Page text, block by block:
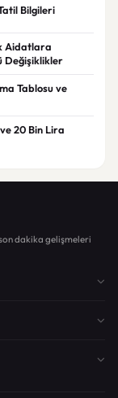
Bilgileri
Aidatlara
Değişiklikler
Tablosu ve
20 Bin Lira
dakika gelişmeleri